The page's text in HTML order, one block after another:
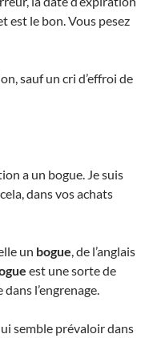
est le bon. Vous pesez
sauf un cri d’effroi de
a un bogue. Je suis
dans vos achats
un bogue, de l’anglais
est une sorte de
l’engrenage.
semble prévaloir dans